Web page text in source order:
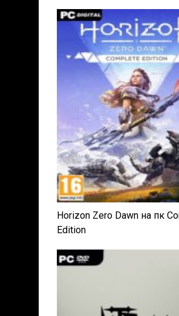
Horizon Zero Dawn на пк
Edition